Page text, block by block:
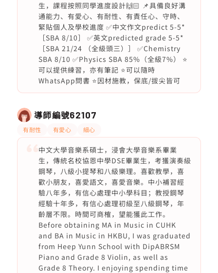
生，課程按照同學進度設計🙌🏻 📌具備良好溝
通能力、有愛心、有耐性、有責任心、守時、
緊貼個人及學校進度 ✅中文作文predict 5-5*
［SBA 8/10］ ✅英文predicted grade 5-5*
［SBA 21/24 （全級頭三）］ ✅Chemistry
SBA 8/10 ✅Physics SBA 85%（全級7%） ⭐️
可以提供練習，亦有筆記 ⭐️可以隨時
WhatsApp問書 ⭐️因材施教，保底/拔尖皆可
導師編號62107
有耐性 有愛心 細心
中文大學音樂系碩士，浸會大學音樂系畢業
生，傳統名校協恩中學DSE畢業生，考獲演奏級
鋼琴，八級小提琴和八級樂理。喜歡教學，喜
歡小朋友，喜愛語文，喜愛音樂。中小補習經
驗八年多，有信心處理中小學科目；教授鋼琴
經驗十年多，有信心處理初級至八級鋼琴，年
齡層不限。時間可商榷，望能獲此工作。
Before obtaining MA in Music in CUHK
and BA in Music in HKBU, I was graduated
from Heep Yunn School with DipABRSM
Piano and Grade 8 Violin, as well as
Grade 8 Theory. I enjoying spending time